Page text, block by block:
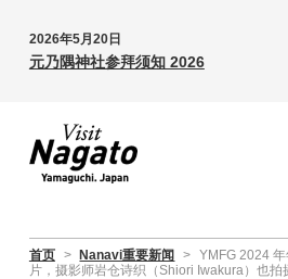
2026年5月20日
元乃隅神社参拜须知 2026
首页 > Nanavi重要新闻 > YMFG 2024
片，摄影师岩仓诗织（Shiori Iwakura）也拍